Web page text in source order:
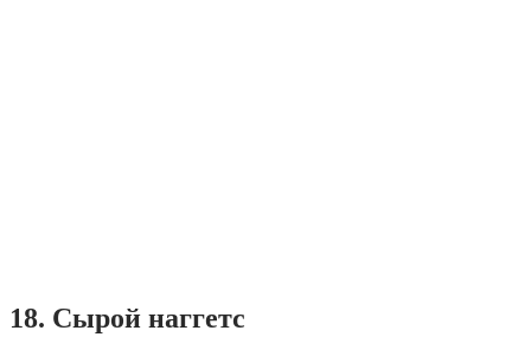
18. Сырой наггетс